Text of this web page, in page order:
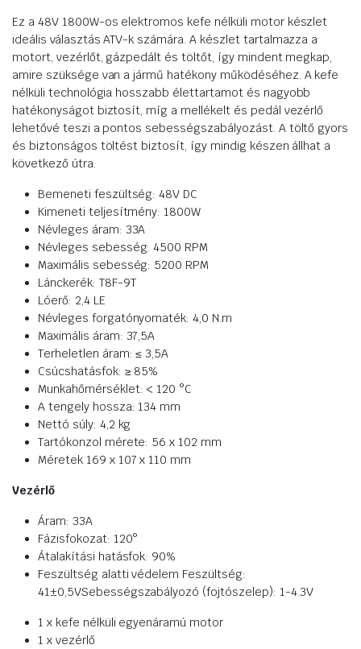
Ez a 48V 1800W-os elektromos kefe nélküli motor készlet
ideális választás ATV-k számára. A készlet tartalmazza a
motort, vezérlőt, gázpedált és töltőt, így mindent megkap,
amire szüksége van a jármű hatékony működéséhez. A kefe
nélküli technológia hosszabb élettartamot és nagyobb
hatékonyságot biztosít, míg a mellékelt és pedál vezérlő
lehetővé teszi a pontos sebességszabályozást. A töltő gyors
és biztonságos töltést biztosít, így mindig készen állhat a
következő útra.
Bemeneti feszültség: 48V DC
Kimeneti teljesítmény: 1800W
Névleges áram: 33A
Névleges sebesség: 4500 RPM
Maximális sebesség: 5200 RPM
Lánckerék: T8F-9T
Lóerő: 2,4 LE
Névleges forgatónyomaték: 4,0 N.m
Maximális áram: 37,5A
Terheletlen áram: ≤ 3,5A
Csúcshatásfok: ≥ 85%
Munkahőmérséklet: < 120 °C
A tengely hossza: 134 mm
Nettó súly: 4,2 kg
Tartókonzol mérete: 56 x 102 mm
Méretek 169 x 107 x 110 mm
Vezérlő
Áram: 33A
Fázisfokozat: 120°
Átalakítási hatásfok: 90%
Feszültség alatti védelem Feszültség:
41±0,5VSebességszabályozó (fojtószelep): 1-4.3V
1 x kefe nélküli egyenáramú motor
1 x vezérlő